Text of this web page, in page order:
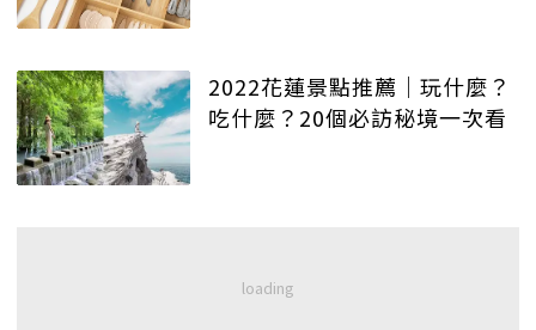
2022花蓮景點推薦｜玩什麼？
吃什麼？20個必訪秘境一次看